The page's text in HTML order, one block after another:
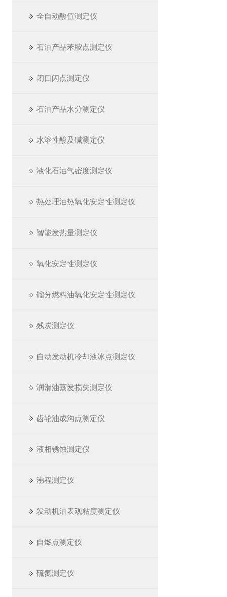
全自动酸值测定仪
石油产品苯胺点测定仪
闭口闪点测定仪
石油产品水分测定仪
水溶性酸及碱测定仪
液化石油气密度测定仪
热处理油热氧化安定性测定仪
智能发热量测定仪
氧化安定性测定仪
馏分燃料油氧化安定性测定仪
残炭测定仪
自动发动机冷却液冰点测定仪
润滑油蒸发损失测定仪
齿轮油成沟点测定仪
液相锈蚀测定仪
沸程测定仪
发动机油表观粘度测定仪
自燃点测定仪
硫氮测定仪